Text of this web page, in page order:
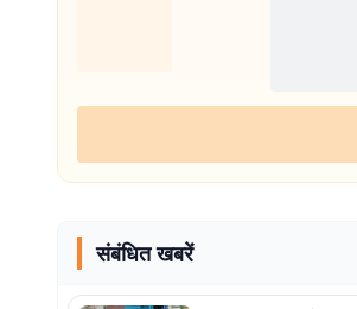
संबंधित खबरें